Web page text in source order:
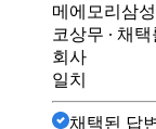
메에모리 삼
코상무 ∙ 채택
회사
일치
채택된 답변